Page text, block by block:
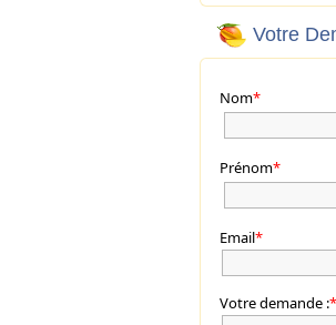
Votre
Nom*
Prénom*
Email*
Votre demande :*